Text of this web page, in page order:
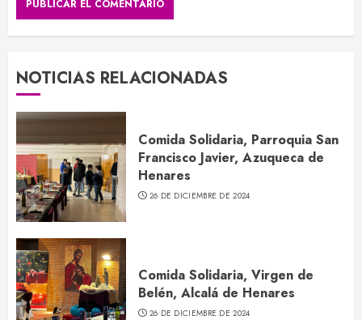
NOTICIAS RELACIONADAS
Comida Solidaria, Parroquia San
Francisco Javier, Azuqueca de
Henares
26 DE DICIEMBRE DE 2024
Comida Solidaria, Virgen de
Belén, Alcalá de Henares
26 DE DICIEMBRE DE 2024